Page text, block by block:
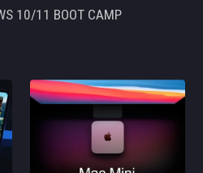
10/11 BOOT CAMP